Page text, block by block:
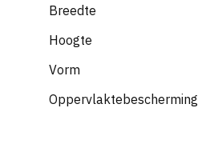
Breedte
Hoogte
Vorm
Oppervlaktebescherming